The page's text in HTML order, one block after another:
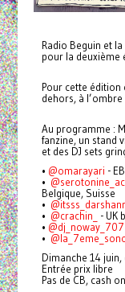
Radio Beguin et
pour la deuxième
Pour cette édition
dehors, à l’ombre
Au programme :
fanzine, un stand
et des DJ sets
•⁠ @omarayari -
•⁠ ⁠⁠
Belgique, Suisse
•⁠ ⁠⁠⁠
•⁠ ⁠⁠ @crachin_
- UK
•⁠ @dj_noway_707
•⁠ ⁠
Dimanche 14 juin,
Entrée prix libre
Pas de CB, cash